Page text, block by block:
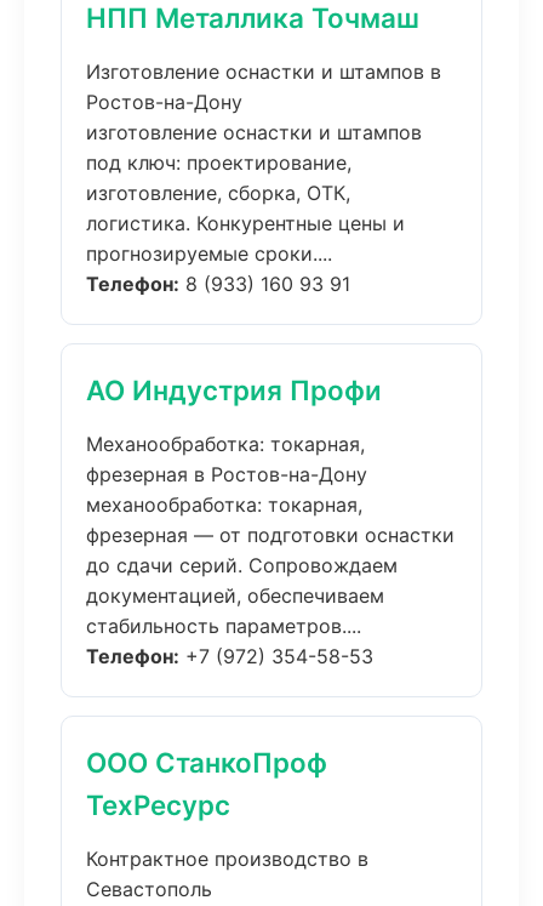
НПП Металлика Точмаш
Изготовление оснастки и штампов в
Ростов-на-Дону
изготовление оснастки и штампов
под ключ: проектирование,
изготовление, сборка, ОТК,
логистика. Конкурентные цены и
прогнозируемые сроки....
Телефон: 8 (933) 160 93 91
АО Индустрия Профи
Механообработка: токарная,
фрезерная в Ростов-на-Дону
механообработка: токарная,
фрезерная — от подготовки оснастки
до сдачи серий. Сопровождаем
документацией, обеспечиваем
стабильность параметров....
Телефон: +7 (972) 354-58-53
ООО СтанкоПроф
ТехРесурс
Контрактное производство в
Севастополь